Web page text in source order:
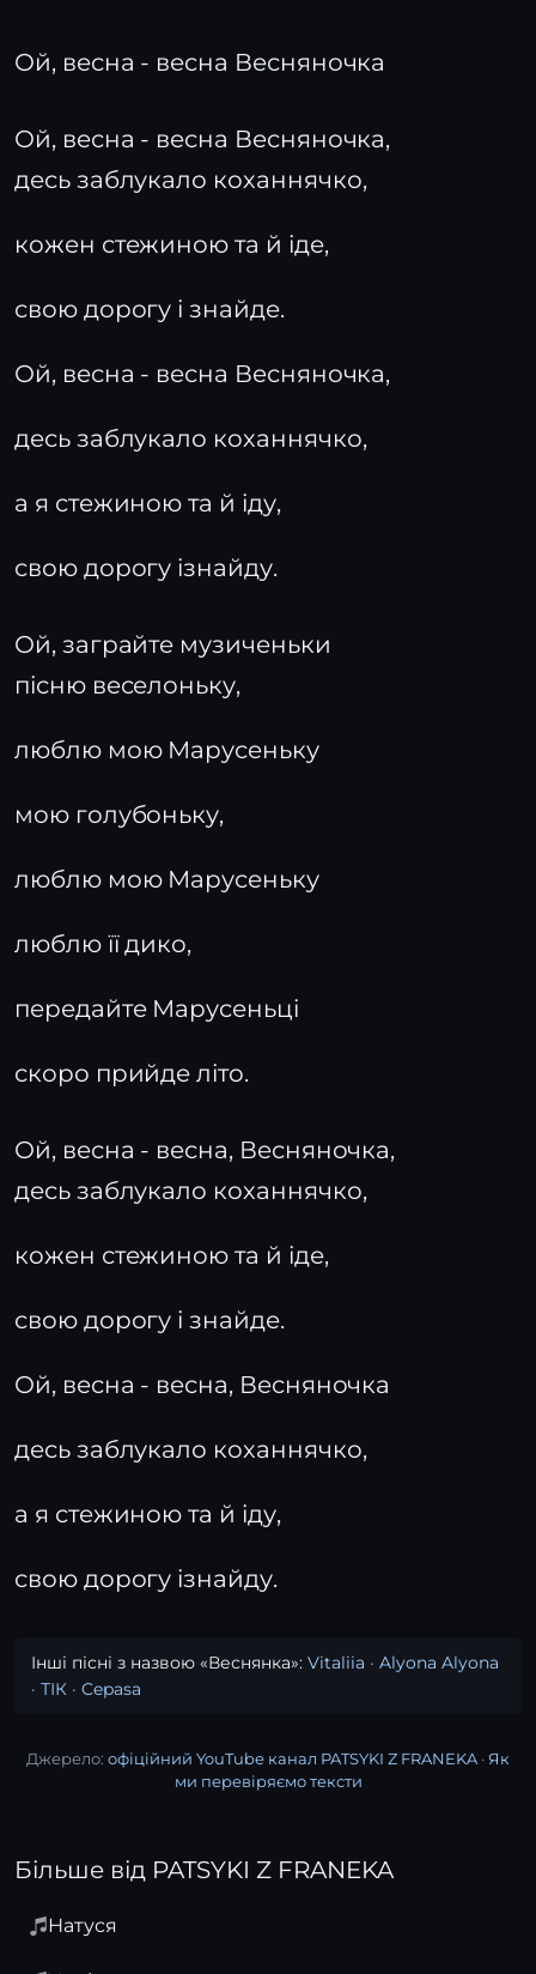
Ой, весна - весна Весняночка
Ой, весна - весна Весняночка,
десь заблукало коханнячко,
кожен стежиною та й іде,
свою дорогу і знайде.
Ой, весна - весна Весняночка,
десь заблукало коханнячко,
а я стежиною та й іду,
свою дорогу ізнайду.
Ой, заграйте музиченьки
пісню веселоньку,
люблю мою Марусеньку
мою голубоньку,
люблю мою Марусеньку
люблю її дико,
передайте Марусеньці
скоро прийде літо.
Ой, весна - весна, Весняночка,
десь заблукало коханнячко,
кожен стежиною та й іде,
свою дорогу і знайде.
Ой, весна - весна, Весняночка
десь заблукало коханнячко,
а я стежиною та й іду,
свою дорогу ізнайду.
Інші пісні з назвою «Веснянка»: Vitaliia · Alyona Alyona
· ТІК · Cepasa
Джерело: офіційний YouTube канал PATSYKI Z FRANEKA · Як
ми перевіряємо тексти
Більше від PATSYKI Z FRANEKA
Натуся